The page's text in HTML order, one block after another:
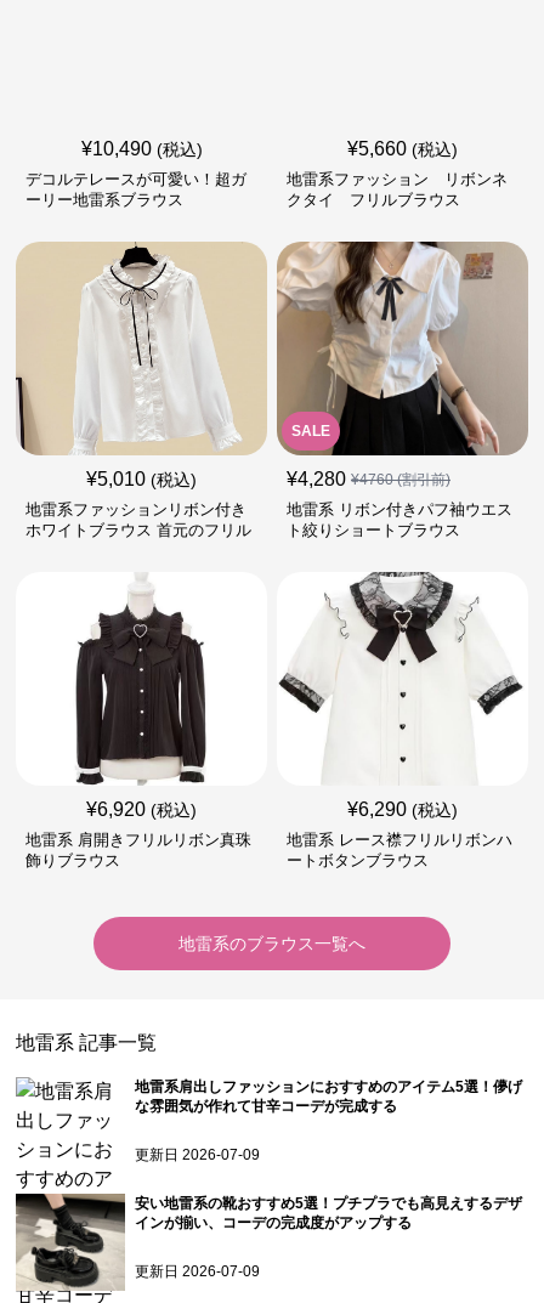
¥10,490 (税込)
デコルテレースが可愛い！超ガ
ーリー地雷系ブラウス
¥5,660 (税込)
地雷系ファッション リボンネ
クタイ フリルブラウス
¥5,010 (税込)
地雷系ファッションリボン付き
ホワイトブラウス 首元のフリル
SALE
¥4,280 ¥4760(割引前)
地雷系 リボン付きパフ袖ウエス
ト絞りショートブラウス
¥6,920 (税込)
地雷系 肩開きフリルリボン真珠
飾りブラウス
¥6,290 (税込)
地雷系 レース襟フリルリボンハ
ートボタンブラウス
地雷系のブラウス一覧へ
地雷系 記事一覧
地雷系肩出しファッションにおすすめのアイテム5選！儚げ
な雰囲気が作れて甘辛コーデが完成する
更新日2026-07-09
安い地雷系の靴おすすめ5選！プチプラでも高見えするデザ
インが揃い、コーデの完成度がアップする
更新日2026-07-09